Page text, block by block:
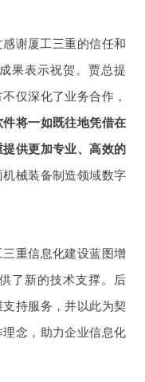
谢厦工三重的信任和
果表示祝贺。贾总提
仅深化了业务合作，
将一如既往地凭借在
供更加专业、高效的
械装备制造领域数字
三重信息化建设蓝图增
了新的技术支撑。后
持服务，并以此为契
念，助力企业信息化